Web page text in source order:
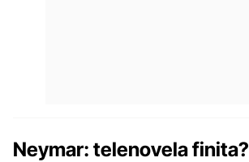
Neymar: telenovela finita?